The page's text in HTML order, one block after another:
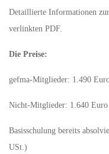
Detaillierte Informationen
verlinkten PDF.
Die Preise:
gefma-Mitglieder: 1.490
Nicht-Mitglieder: 1.640
Basisschulung bereits
USt.)